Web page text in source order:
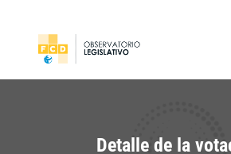
Detalle de la